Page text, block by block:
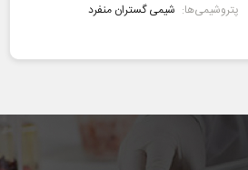
پتروشیمی‌ها: شیمی گستران منفرد